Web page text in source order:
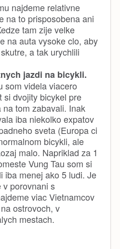
najdeme relativne
na to prisposobena ani
tam zije velke
na auta vysoke clo, aby
a tak urychlili
jazdi na bicykli.
som videla viacero
si dvojity bicykel pre
tom zabavali. Inak
iba niekolko expatov
sveta (Europa ci
bicykli, ale
malo. Napriklad za 1
Vung Tau som si
iba menej ako 5 ludi. Je
v porovnani s
viac Vietnamcov
ostrovoch, v
mestach.